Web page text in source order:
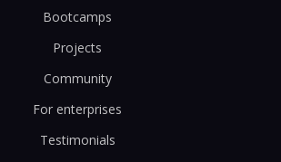
Bootcamps
Projects
Community
For enterprises
Testimonials